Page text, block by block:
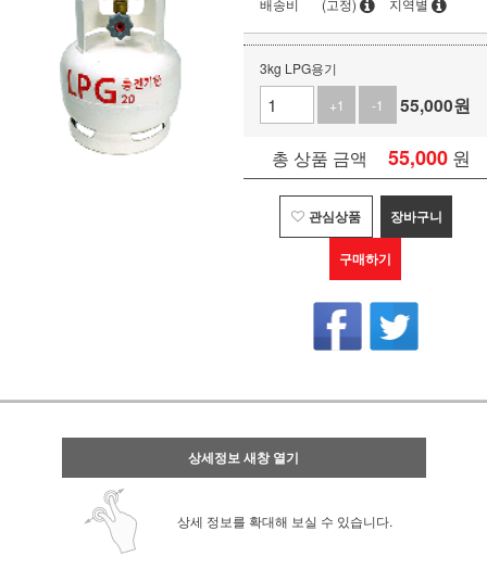
배송비
(고정) 지역별
3kg LPG용기
+1
-1 55,000원
총 상품 금액 55,000 원
관심상품 장바구니
구매하기
상세정보 새창 열기
상세 정보를 확대해 보실 수 있습니다.